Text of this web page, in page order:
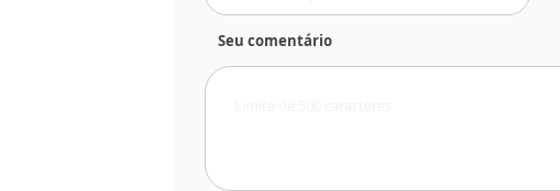
Seu comentário